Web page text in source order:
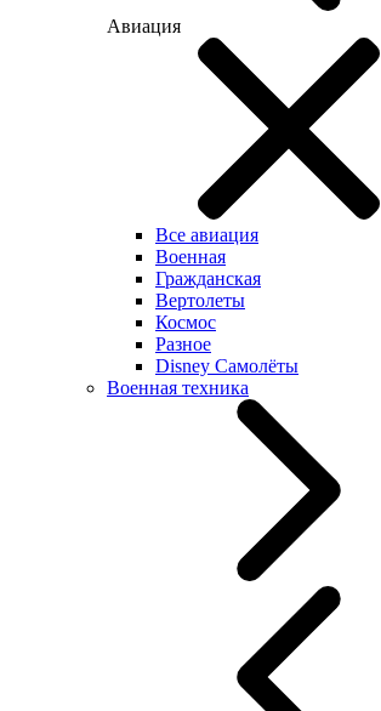
Авиация
Все авиация
Военная
Гражданская
Вертолеты
Космос
Разное
Disney Самолёты
Военная техника